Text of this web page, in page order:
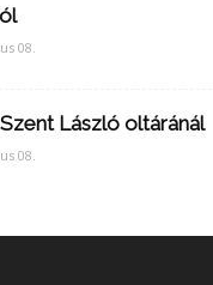
08.
László oltáránál
08.